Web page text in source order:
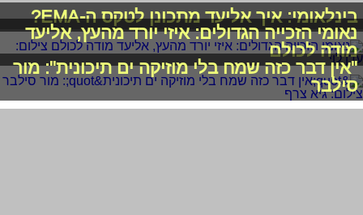
בינלאומי: איך אליעד מתכונן לטקס ה-EMA?
נאומי הזכייה הגדולים: איזי יורד מהעץ, אליעד
מודה לכולם
"אין דבר כזה שמח בלי מוזיקה ים תיכונית": מור
סילבר